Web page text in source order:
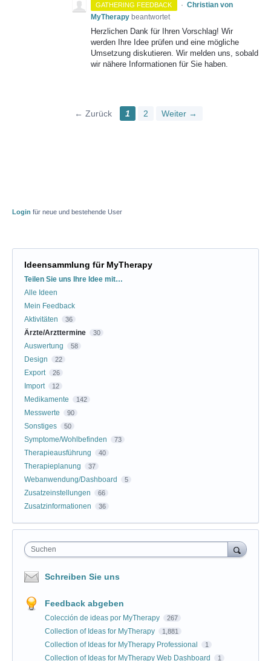
GATHERING FEEDBACK · Christian von
MyTherapy beantwortet
Herzlichen Dank für Ihren Vorschlag! Wir
werden Ihre Idee prüfen und eine mögliche
Umsetzung diskutieren. Wir melden uns, sobald
wir nähere Informationen für Sie haben.
← Zurück 1 2 Weiter →
Login für neue und bestehende User
Ideensammlung für MyTherapy
Kategorien
Teilen Sie uns Ihre Idee mit…
Alle Ideen
Mein Feedback
Aktivitäten
36
Ärzte/Arzttermine 30
Auswertung 58
Design 22
Export 26
Import 12
Medikamente 142
Messwerte 90
Sonstiges 50
Symptome/Wohlbefinden 73
Therapieausführung 40
Therapieplanung 37
Webanwendung/Dashboard 5
Zusatzeinstellungen 66
Zusatzinformationen 36
Suchen
Schreiben Sie uns
Feedback abgeben
Colección de ideas por MyTherapy 267
Collection of Ideas for MyTherapy 1,881
Collection of Ideas for MyTherapy Professional 1
Collection of Ideas for MyTherapy Web Dashboard 1